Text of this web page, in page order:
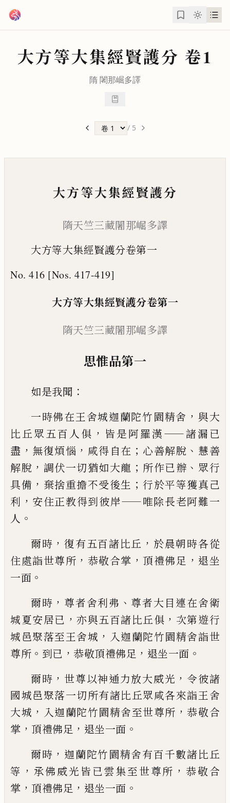
大方等大集經賢護分 卷1
隋闍那崛多譯
/ 5
大方等大集經賢護分
隋天竺三藏闍那崛多譯
大方等大集經賢護分卷第一
No. 416 [Nos. 417-419]
大方等大集經賢護分卷第一
隋天竺三藏闍那崛多譯
思惟品第一
如是我聞 ：
一時佛在王舍城迦蘭陀竹園精舍 ， 與大
比丘眾五百人俱 ， 皆是阿羅漢——諸漏 已
盡 ， 無復煩惱 ， 咸得自在 ； 心善解脫 、 慧善
解脫 ， 調伏一切猶如大龍 ； 所作已辦 、 眾行
具備 ， 棄捨重擔不受後生 ； 行於平等獲真己
利 ， 安住正教得到彼岸——唯除長老阿難一
人 。
爾時 ，復有五百諸比丘 ， 於晨朝時各從
住處詣世尊所 ， 恭敬合掌 ， 頂禮佛足 ， 退坐
一面 。
爾時 ， 尊者舍利弗 、 尊者大目連在舍衛
城夏安居已 ，亦與五百諸比丘俱 ， 次第遊行
城邑聚落至王舍城 ， 入迦蘭陀竹園精舍詣世
尊所 。 到已 ， 恭敬頂禮佛足 ， 退坐一面 。
爾時 ， 世尊以神通力放大威光 ，令彼諸
國城邑聚落一切所有諸比丘眾咸各來詣王舍
大城 ， 入迦蘭陀竹園精舍至世尊所 ，恭敬合
掌 ， 頂禮佛足 ， 退坐一面 。
爾時 ， 迦蘭陀竹園精舍有百千數諸比丘
等 ， 承佛威光皆已雲集至世尊所 ， 恭敬合
掌 ， 頂禮佛足 ， 退坐一面 。